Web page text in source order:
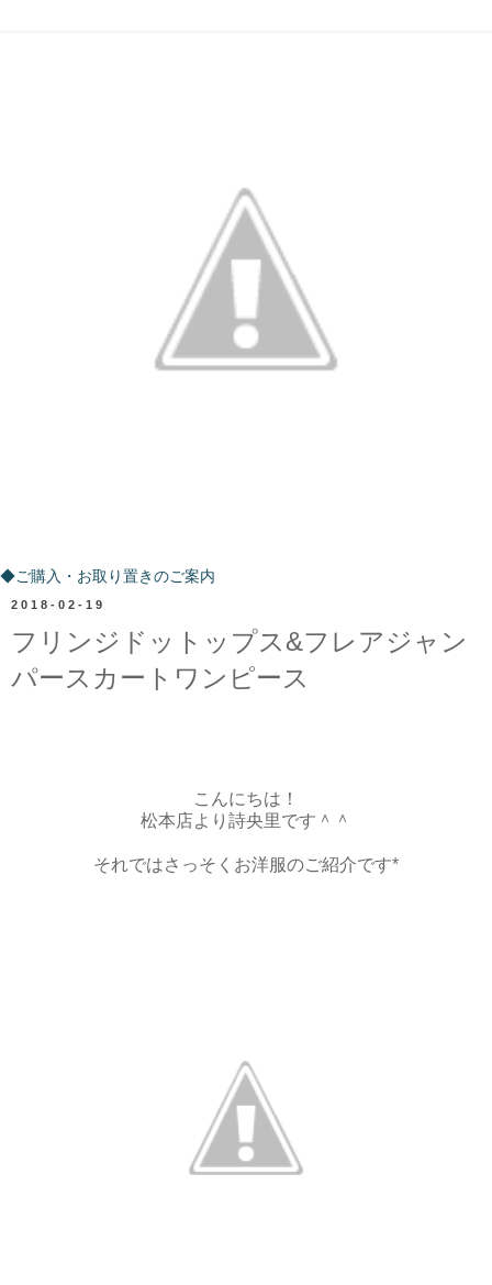
◆ご購入・お取り置きのご案内
2018-02-19
フリンジドットップス&フレアジャン
パースカートワンピース
こんにちは！
松本店より詩央里です＾＾
それではさっそくお洋服のご紹介です*